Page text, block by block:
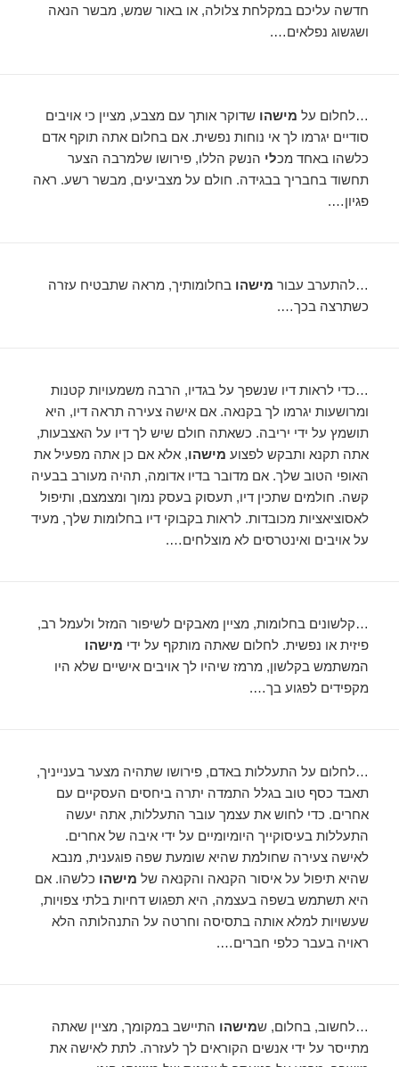
חדשה עליכם במקלחת צלולה, או באור שמש, מבשר הנאה
ושגשוג נפלאים….
…לחלום על מישהו שדוקר אותך עם מצבע, מציין כי אויבים
סודיים יגרמו לך אי נוחות נפשית. אם בחלום אתה תוקף אדם
כלשהו באחד מכלי הנשק הללו, פירושו שלמרבה הצער
תחשוד בחבריך בבגידה. חולם על מצביעים, מבשר רשע. ראה
פגיון….
…להתערב עבור מישהו בחלומותיך, מראה שתבטיח עזרה
כשתרצה בכך….
…כדי לראות דיו שנשפך על בגדיו, הרבה משמעויות קטנות
ומרושעות יגרמו לך בקנאה. אם אישה צעירה תראה דיו, היא
תושמץ על ידי יריבה. כשאתה חולם שיש לך דיו על האצבעות,
אתה תקנא ותבקש לפצוע מישהו, אלא אם כן אתה מפעיל את
האופי הטוב שלך. אם מדובר בדיו אדומה, תהיה מעורב בבעיה
קשה. חולמים שתכין דיו, תעסוק בעסק נמוך ומצמצם, ותיפול
לאסוציאציות מכובדות. לראות בקבוקי דיו בחלומות שלך, מעיד
על אויבים ואינטרסים לא מוצלחים….
…קלשונים בחלומות, מציין מאבקים לשיפור המזל ולעמל רב,
פיזית או נפשית. לחלום שאתה מותקף על ידי מישהו
המשתמש בקלשון, מרמז שיהיו לך אויבים אישיים שלא היו
מקפידים לפגוע בך….
…לחלום על התעללות באדם, פירושו שתהיה מצער בענייניך,
תאבד כסף טוב בגלל התמדה יתרה ביחסים העסקיים עם
אחרים. כדי לחוש את עצמך עובר התעללות, אתה יעשה
התעללות בעיסוקייך היומיומיים על ידי איבה של אחרים.
לאישה צעירה שחולמת שהיא שומעת שפה פוגענית, מנבא
שהיא תיפול על איסור הקנאה והקנאה של מישהו כלשהו. אם
היא תשתמש בשפה בעצמה, היא תפגוש דחיות בלתי צפויות,
שעשויות למלא אותה בתסיסה וחרטה על התנהלותה הלא
ראויה בעבר כלפי חברים….
…לחשוב, בחלום, שמישהו התיישב במקומך, מציין שאתה
מתייסר על ידי אנשים הקוראים לך לעזרה. לתת לאישה את